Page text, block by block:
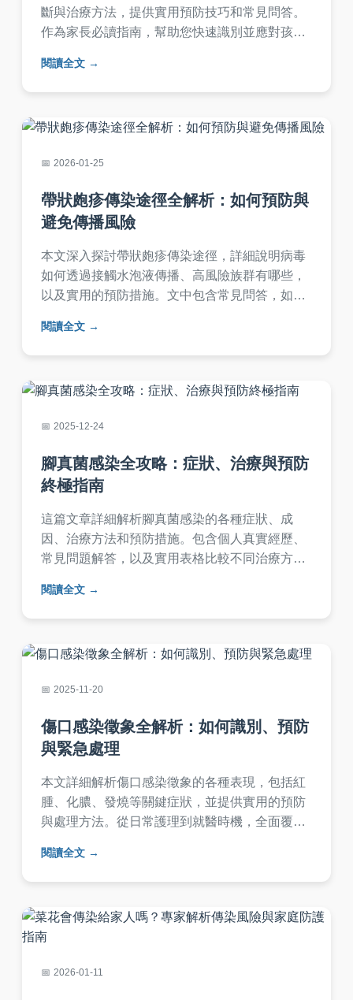
斷與治療方法，提供實用預防技巧和常見問答。
作為家長必讀指南，幫助您快速識別並應對孩子
居家護理等細節，確保孩子遠離感染困擾。
閱讀全文
2026-01-25
帶狀皰疹傳染途徑全解析：如何預防與
避免傳播風險
本文深入探討帶狀皰疹傳染途徑，詳細說明病毒
如何透過接觸水泡液傳播、高風險族群有哪些，
以及實用的預防措施。文中包含常見問答，如帶
您全面了解並降低感染風險。內容基於醫學知
識，以易懂方式呈現，適合一般讀者參考。
閱讀全文
2025-12-24
腳真菌感染全攻略：症狀、治療與預防
終極指南
這篇文章詳細解析腳真菌感染的各種症狀、成
因、治療方法和預防措施。包含個人真實經歷、
常見問題解答，以及實用表格比較不同治療方
還是反覆發作，這裡都有完整解答。
閱讀全文
2025-11-20
傷口感染徵象全解析：如何識別、預防
與緊急處理
本文詳細解析傷口感染徵象的各種表現，包括紅
腫、化膿、發燒等關鍵症狀，並提供實用的預防
與處理方法。從日常護理到就醫時機，全面覆蓋
避免併發症。內容基於常見醫療知識，適合家庭
參考使用。
閱讀全文
2026-01-11